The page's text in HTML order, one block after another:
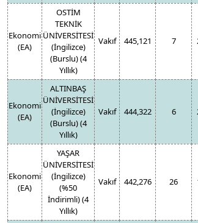
Ekonomi
(EA)
OSTİM
TEKNİK
ÜNİVERSİTESİ
(İngilizce)
(Burslu) (4
Yıllık)
Vakıf 445,121 7
Ekonomi
(EA)
ALTINBAŞ
ÜNİVERSİTESİ
(İngilizce)
(Burslu) (4
Yıllık)
Vakıf 444,322 6
Ekonomi
(EA)
YAŞAR
ÜNİVERSİTESİ
(İngilizce)
(%50
İndirimli) (4
Yıllık)
Vakıf 442,276 26